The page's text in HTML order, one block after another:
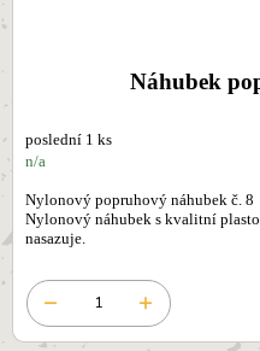
Náhubek
poslední 1 ks
n/a
Nylonový popruhový náhubek č. 8
Nylonový náhubek s kvalitní
nasazuje.